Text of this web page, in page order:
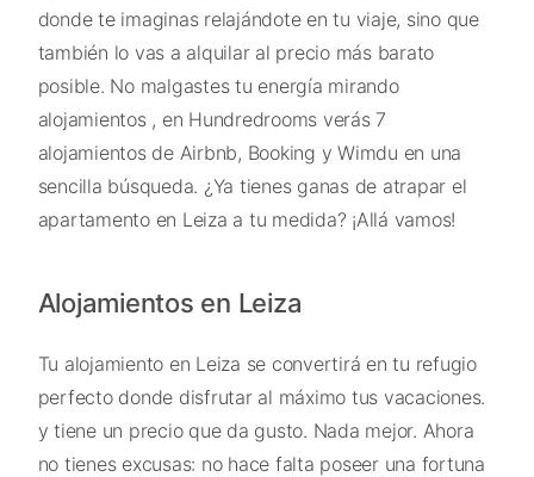
donde te imaginas relajándote en tu viaje, sino que
también lo vas a alquilar al precio más barato
posible. No malgastes tu energía mirando
alojamientos , en Hundredrooms verás 7
alojamientos de Airbnb, Booking y Wimdu en una
sencilla búsqueda. ¿Ya tienes ganas de atrapar el
apartamento en Leiza a tu medida? ¡Allá vamos!
Alojamientos en Leiza
Tu alojamiento en Leiza se convertirá en tu refugio
perfecto donde disfrutar al máximo tus vacaciones.
y tiene un precio que da gusto. Nada mejor. Ahora
no tienes excusas: no hace falta poseer una fortuna